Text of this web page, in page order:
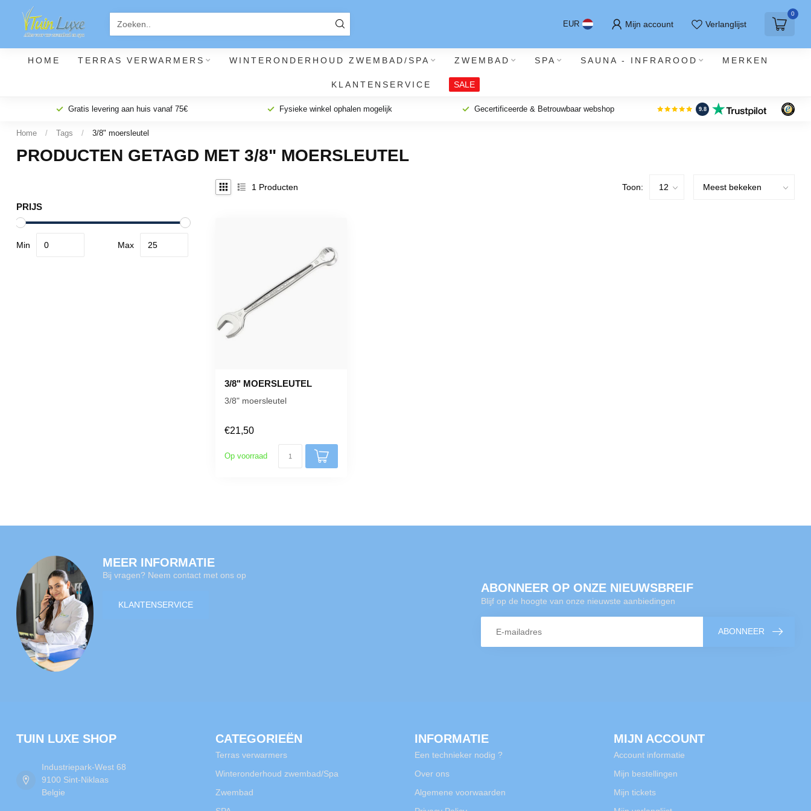
EUR Mijn account Verlanglijst
0
HOME TERRAS VERWARMERS WINTERONDERHOUD ZWEMBAD/SPA ZWEMBAD SPA SAUNA - INFRAROOD MERKEN
KLANTENSERVICE SALE
Gratis levering aan huis vanaf 75€ Fysieke winkel ophalen mogelijk Gecertificeerde & Betrouwbaar webshop 9.8
Home / Tags / 3/8" moersleutel
PRODUCTEN GETAGD MET 3/8" MOERSLEUTEL
PRIJS
Min Max
1 Producten Toon:
3/8" MOERSLEUTEL
3/8" moersleutel
€21,50
Op voorraad
MEER INFORMATIE
Bij vragen? Neem contact met ons op
KLANTENSERVICE
ABONNEER OP ONZE NIEUWSBREIF
Blijf op de hoogte van onze nieuwste aanbiedingen
ABONNEER
TUIN LUXE SHOP
Industriepark-West 68
9100 Sint-Niklaas
Belgie
CATEGORIEËN
Terras verwarmers
Winteronderhoud zwembad/Spa
Zwembad
INFORMATIE
Een technieker nodig ?
Over ons
Algemene voorwaarden
MIJN ACCOUNT
Account informatie
Mijn bestellingen
Mijn tickets